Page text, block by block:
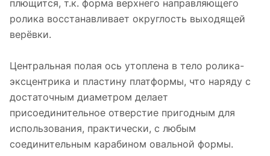
плющится, т.к. форма верхнего направляющего
ролика восстанавливает округлость выходящей
верёвки.
Центральная полая ось утоплена в тело ролика-
эксцентрика и пластину платформы, что наряду с
достаточным диаметром делает
присоединительное отверстие пригодным для
использования, практически, с любым
соединительным карабином овальной формы.